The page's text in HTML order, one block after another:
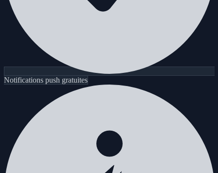
Notifications push gratuites